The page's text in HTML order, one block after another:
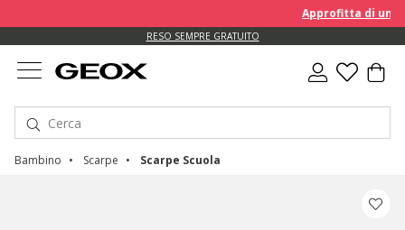
Approfitta di un
RESO SEMPRE GRATUITO
Bambino Scarpe Scarpe Scuola